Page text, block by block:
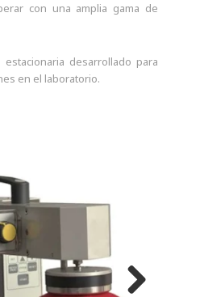
con una amplia gama de
desarrollado para
en el laboratorio.